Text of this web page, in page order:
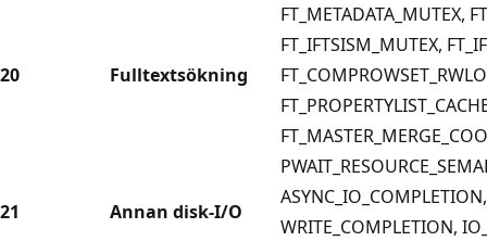
20 Fulltextsökning
FT_METADATA_MUTEX,
FT_IFTSISM_MUTEX,
21
Annan disk-I/O
WRITE_COMPLETION,